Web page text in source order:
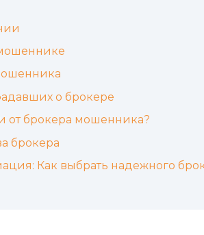
о брокере
от брокера мошенника?
брокера
Как выбрать надежного